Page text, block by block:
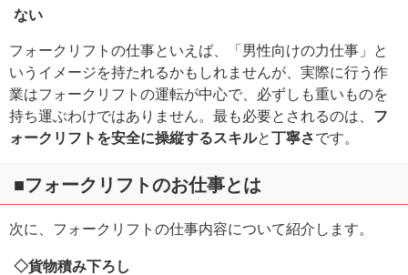
ない
フォークリフトの仕事といえば、「男性向けの力仕事」と
いうイメージを持たれるかもしれませんが、実際に行う作
業はフォークリフトの運転が中心で、必ずしも重いものを
持ち運ぶわけではありません。最も必要とされるのは、 フ
ォークリフトを安全に操縦するスキルと丁寧さです。
■フォークリフトのお仕事とは
次に、フォークリフトの仕事内容について紹介します。
◇貨物積み下ろし